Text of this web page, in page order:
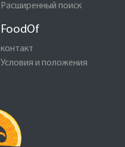
Расширенный поиск
FoodOf
контакт
Условия и положения